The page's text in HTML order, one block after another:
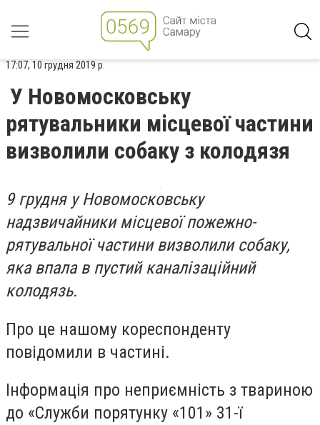
17:07, 10 грудня 2019 р.
У Новомосковську
рятувальники місцевої частини
визволили собаку з колодязя
9 грудня у Новомосковську
надзвичайники місцевої пожежно-
рятувальної частини визволили собаку,
яка впала в пустий каналізаційний
колодязь.
Про це нашому кореспонденту
повідомили в частині.
Інформація про неприємність з твариною
до «Служби порятунку «101» 31-ї